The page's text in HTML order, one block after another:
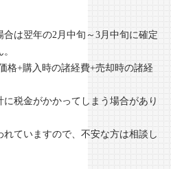
は翌年の2月中旬～3月中旬に確定
入時の諸経費+売却時の諸経
税金がかかってしまう場合があり
ていますので、不安な方は相談し